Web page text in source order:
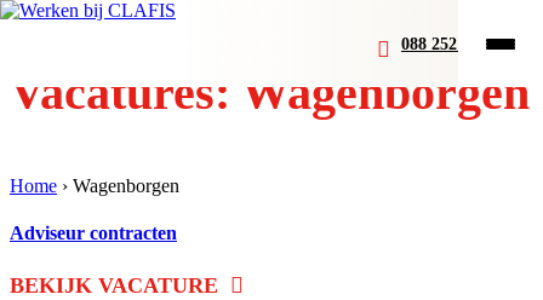
088 252 07 00
Vacatures: Wagenborgen
Home › Wagenborgen
Adviseur contracten
BEKIJK VACATURE